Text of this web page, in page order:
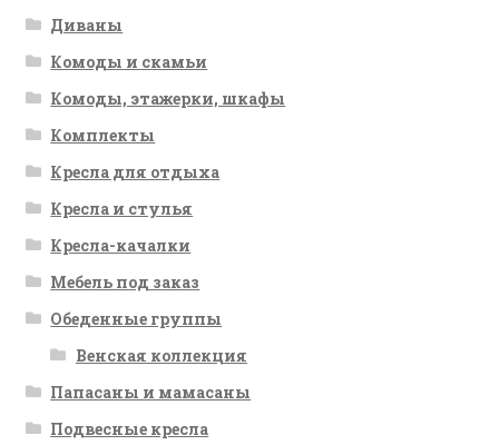
Диваны
Комоды и скамьи
Комоды, этажерки, шкафы
Комплекты
Кресла для отдыха
Кресла и стулья
Кресла-качалки
Мебель под заказ
Обеденные группы
Венская коллекция
Папасаны и мамасаны
Подвесные кресла